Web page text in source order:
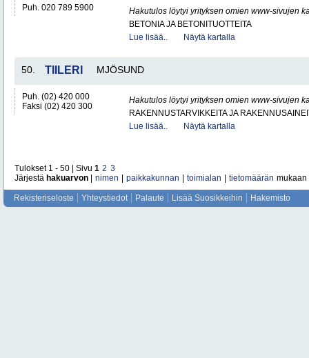
Puh. 020 789 5900
Hakutulos löytyi yrityksen omien www-sivujen
BETONIA JA BETONITUOTTEITA
Lue lisää..
Näytä kartalla
50. TIILERI MJÖSUND
Puh. (02) 420 000
Faksi (02) 420 300
Hakutulos löytyi yrityksen omien www-sivujen
RAKENNUSTARVIKKEITA JA
Lue lisää..
Näytä kartalla
Tulokset 1 - 50 | Sivu 1 2 3
Järjestä hakuarvon nimen paikkakunnan toimialan tietomäärän mukaan
Rekisteriseloste Yhteystiedot Palaute Lisää Suosikkeihin Hakemisto